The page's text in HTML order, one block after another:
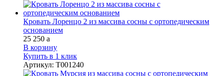
Кровать Лоренцо 2 из массива сосны с ортопедическим
основанием
25 250 a
В корзину
Купить в 1 клик
Артикул: Т001240